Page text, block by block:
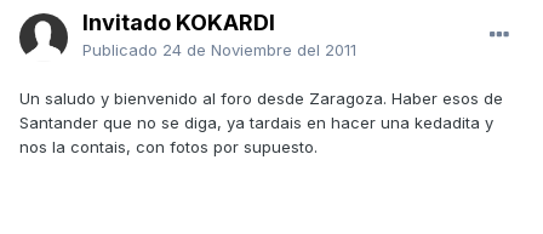
Invitado KOKARDI
Publicado 24 de Noviembre del 2011
Un saludo y bienvenido al foro desde Zaragoza. Haber esos de
Santander que no se diga, ya tardais en hacer una kedadita y
nos la contais, con fotos por supuesto.